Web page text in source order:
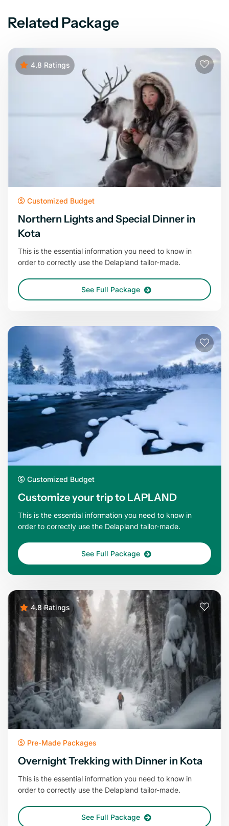
Related Package
4.8 Ratings
Customized Budget
Northern Lights and Special Dinner in
Kota
This is the essential information you need to know in
order to correctly use the Delapland tailor-made.
See Full Package
Customized Budget
Customize your trip to LAPLAND
This is the essential information you need to know in
order to correctly use the Delapland tailor-made.
See Full Package
4.8 Ratings
Pre-Made Packages
Overnight Trekking with Dinner in Kota
This is the essential information you need to know in
order to correctly use the Delapland tailor-made.
See Full Package